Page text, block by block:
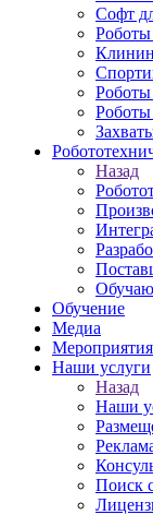
Софт
Роботы
Роботы
Роботы
Назад
Обучение
Медиа
Мероприятия
Наши услуги
Назад
Наши
Поиск